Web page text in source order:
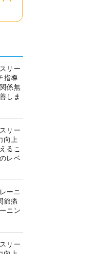
リー
指導
係無
しま
リー
向上
るこ
レベ
ーニ
節痛
ニン
リー